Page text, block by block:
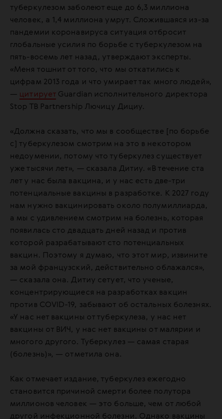
туберкулезом заболеют еще до 6,3 миллиона
человек, а 1,4 миллиона умрут. Сложившаяся из-за
пандемии коронавируса ситуация отбросит
глобальные усилия по борьбе с туберкулезом на
пять-восемь лет назад, утверждают эксперты.
«Меня тошнит от того, что мы откатились к
цифрам 2013 года и что умирает так много людей»,
— цитирует Guardian исполнительного директора
Stop TB Partnership Лючицу Дициу.
«Должна сказать, что мы в сообществе [по борьбе
с] туберкулезом смотрим на это в некотором
недоумении, потому что туберкулез существует
уже тысячи лет», — сказала Дитиу. «В течение ста
лет у нас была вакцина, и у нас есть две-три
потенциальные вакцины в разработке. К 2027 году
нам нужно вакцинировать около полумиллиарда,
а мы с удивлением смотрим на болезнь, которая
появилась сто двадцать дней назад и против
которой разрабатывают сто потенциальных
вакцин. Поэтому я думаю, что этот мир, извините
за мой французский, действительно облажался»,
— сказала она. Дитиу сетует, что ученые,
концентрирующиеся на разработках вакцин
против COVID-19, забывают об остальных болезнях.
«У нас нет вакцины от туберкулеза, у нас нет
вакцины от ВИЧ, у нас нет вакцины от малярии и
многого другого. Туберкулез — самая старая
(болезнь)», — отметила она.
Как отмечает издание, туберкулез ежегодно
становится причиной смерти более полутора
миллионов человек — это больше, чем от любой
другой инфекционной болезни. Однако вакцины